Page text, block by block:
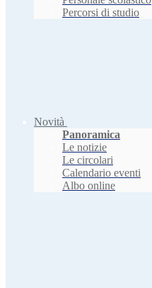
Percorsi di studio
Novità
Panoramica
Le notizie
Le circolari
Calendario eventi
Albo online